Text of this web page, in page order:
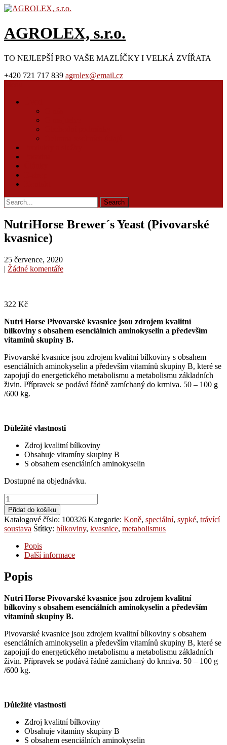
AGROLEX, s.r.o.
TO NEJLEPŠÍ PRO VAŠE MAZLÍČKY I VELKÁ ZVÍŘATA
+420 721 717 839 agrolex@email.cz
NutriHorse Brewer´s Yeast (Pivovarské
kvasnice)
25 července, 2020
| Žádné komentáře
322 Kč
Nutri Horse Pivovarské kvasnice jsou zdrojem kvalitní
bílkoviny s obsahem esenciálních aminokyselin a především
vitamínů skupiny B.
Pivovarské kvasnice jsou zdrojem kvalitní bílkoviny s obsahem
esenciálních aminokyselin a především vitamínů skupiny B, které se
zapojují do energetického metabolismu a metabolismu základních
živin. Přípravek se podává řádně zamíchaný do krmiva. 50 – 100 g
/600 kg.
Důležité vlastnosti
Zdroj kvalitní bílkoviny
Obsahuje vitamíny skupiny B
S obsahem esenciálních aminokyselin
Dostupné na objednávku.
NutriHorse
Brewer
´s
Yeast
(Pivovarské
kvasnice)
množství
Přidat do košíku
Katalogové číslo: 100326 Kategorie: Koně, speciální, sypké, trávící
soustava Štítky: bílkoviny, kvasnice, metabolismus
Popis
Další informace
Popis
Nutri Horse Pivovarské kvasnice jsou zdrojem kvalitní
bílkoviny s obsahem esenciálních aminokyselin a především
vitamínů skupiny B.
Pivovarské kvasnice jsou zdrojem kvalitní bílkoviny s obsahem
esenciálních aminokyselin a především vitamínů skupiny B, které se
zapojují do energetického metabolismu a metabolismu základních
živin. Přípravek se podává řádně zamíchaný do krmiva. 50 – 100 g
/600 kg.
Důležité vlastnosti
Zdroj kvalitní bílkoviny
Obsahuje vitamíny skupiny B
S obsahem esenciálních aminokyselin